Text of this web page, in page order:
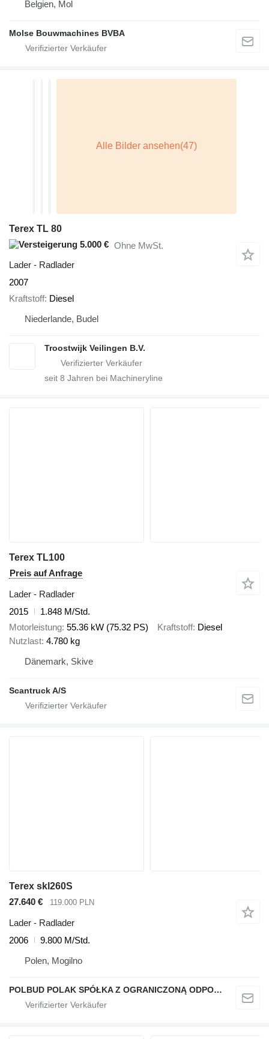
Belgien, Mol
Molse Bouwmachines BVBA
Terex TL 80
5.000 € Ohne MwSt.
Lader - Radlader
2007
Kraftstoff Diesel
Niederlande, Budel
Troostwijk Veilingen B.V.
seit 8 Jahren bei Machineryline
Terex TL100
Preis auf Anfrage
Lader - Radlader
2015
1.848 M/Std.
Motorleistung 55.36 kW (75.32 PS) Kraftstoff Diesel
Nutzlast 4.780 kg
Dänemark, Skive
Scantruck A/S
Terex skl260S
27.640 €
119.000 PLN
Lader - Radlader
2006
9.800 M/Std.
Polen, Mogilno
POLBUD POLAK SPÓŁKA Z OGRANICZONĄ ODPOWIEDZIALNOŚCIĄ